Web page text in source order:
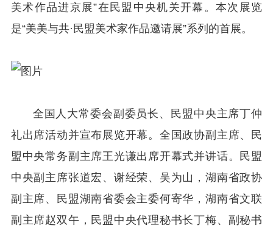
美术作品进京展”在民盟中央机关开幕。本次展览
是“美美与共·民盟美术家作品邀请展”系列的首展。
全国人大常委会副委员长、民盟中央主席丁仲
礼出席活动并宣布展览开幕。全国政协副主席、民
盟中央常务副主席王光谦出席开幕式并讲话。民盟
中央副主席张道宏、谢经荣、吴为山，湖南省政协
副主席、民盟湖南省委会主委何寄华，湖南省文联
副主席赵双午，民盟中央代理秘书长丁梅、副秘书